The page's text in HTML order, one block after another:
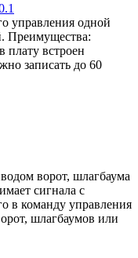
управления одной
Преимущества:
встроен
записать до 60
ворот, шлагбаума
сигнала с
в команду управления
шлагбаумов или